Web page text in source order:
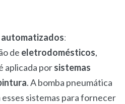
automatizados:
de eletrodomésticos,
aplicada porsistemas
. A bomba pneumática
sistemas para fornecer